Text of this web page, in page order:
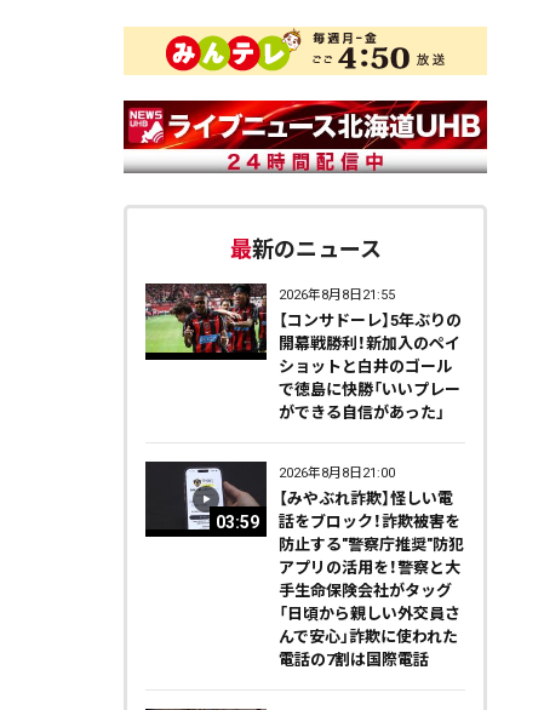
最新のニュース
2026年8月8日21:55
【コンサドーレ】5年ぶりの
開幕戦勝利！新加入のペイ
ショットと白井のゴール
で徳島に快勝「いいプレー
ができる自信があった」
03:59
2026年8月8日21:00
【みやぶれ詐欺】怪しい電
話をブロック！詐欺被害を
防止する"警察庁推奨"防犯
アプリの活用を！警察と大
手生命保険会社がタッグ
「日頃から親しい外交員さ
んで安心」詐欺に使われた
電話の7割は国際電話